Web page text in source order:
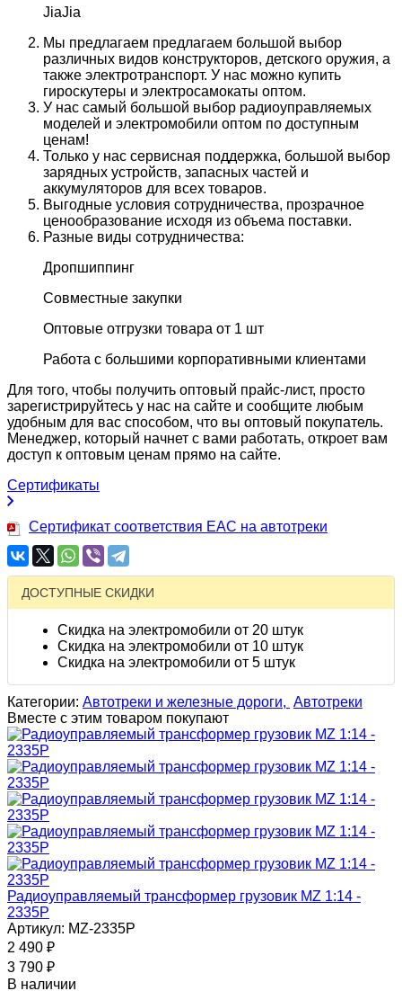
JiaJia
Мы предлагаем предлагаем большой выбор
различных видов конструкторов, детского оружия, а
также электротранспорт. У нас можно купить
гироскутеры и электросамокаты оптом.
У нас самый большой выбор радиоуправляемых
моделей и электромобили оптом по доступным
ценам!
Только у нас сервисная поддержка, большой выбор
зарядных устройств, запасных частей и
аккумуляторов для всех товаров.
Выгодные условия сотрудничества, прозрачное
ценообразование исходя из объема поставки.
Разные виды сотрудничества:
Дропшиппинг
Совместные закупки
Оптовые отгрузки товара от 1 шт
Работа с большими корпоративными клиентами
Для того, чтобы получить оптовый прайс-лист, просто
зарегистрируйтесь у нас на сайте и сообщите любым
удобным для вас способом, что вы оптовый покупатель.
Менеджер, который начнет с вами работать, откроет вам
доступ к оптовым ценам прямо на сайте.
Сертификаты
Сертификат соответствия EAC на автотреки
ДОСТУПНЫЕ СКИДКИ
Скидка на электромобили от 20 штук
Скидка на электромобили от 10 штук
Скидка на электромобили от 5 штук
Категории: Автотреки и железные дороги, Автотреки
Вместе с этим товаром покупают
Радиоуправляемый трансформер грузовик MZ 1:14 -
2335P
Артикул: MZ-2335P
2 490 ₽
3 790 ₽
В наличии